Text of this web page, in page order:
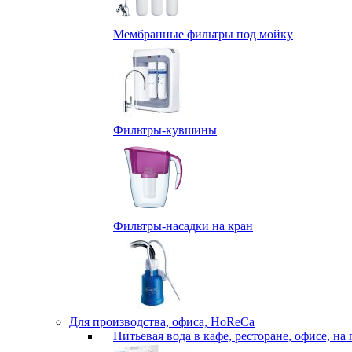
Мембранные фильтры под мойку
Фильтры-кувшины
Фильтры-насадки на кран
Для производства, офиса, HoReCa
Питьевая вода в кафе, ресторане, офисе, на